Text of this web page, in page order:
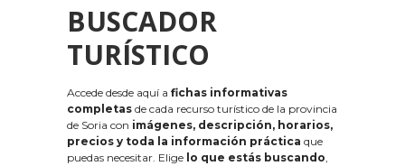
BUSCADOR
TURÍSTICO
Accede desde aquí a fichas informativas
completas de cada recurso turístico de la provincia
de Soria con imágenes, descripción, horarios,
precios y toda la información práctica que
puedas necesitar. Elige lo que estás buscando,